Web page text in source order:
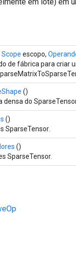
Scope escopo,
de fábrica para criar
()
densa do
()
SparseTensor.
()
SparseTensor.